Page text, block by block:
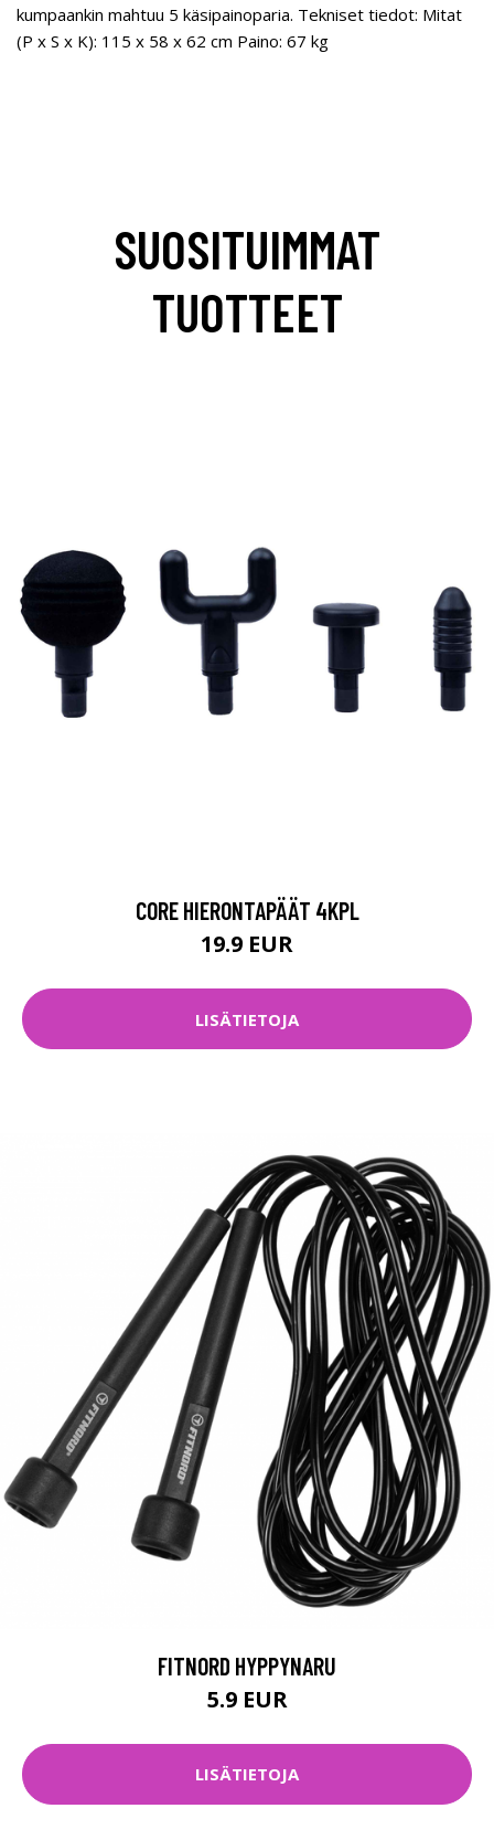
kumpaankin mahtuu 5 käsipainoparia. Tekniset tiedot: Mitat
(P x S x K): 115 x 58 x 62 cm Paino: 67 kg
SUOSITUIMMAT
TUOTTEET
CORE HIERONTAPÄÄT 4KPL
19.9 EUR
LISÄTIETOJA
FITNORD HYPPYNARU
5.9 EUR
LISÄTIETOJA